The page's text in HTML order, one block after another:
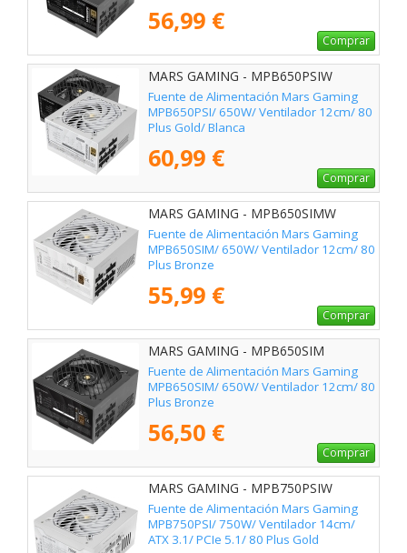
56,99 €
Comprar
MARS GAMING - MPB650PSIW
Fuente de Alimentación Mars Gaming
MPB650PSI/ 650W/ Ventilador 12cm/ 80
Plus Gold/ Blanca
60,99 €
Comprar
MARS GAMING - MPB650SIMW
Fuente de Alimentación Mars Gaming
MPB650SIM/ 650W/ Ventilador 12cm/ 80
Plus Bronze
55,99 €
Comprar
MARS GAMING - MPB650SIM
Fuente de Alimentación Mars Gaming
MPB650SIM/ 650W/ Ventilador 12cm/ 80
Plus Bronze
56,50 €
Comprar
MARS GAMING - MPB750PSIW
Fuente de Alimentación Mars Gaming
MPB750PSI/ 750W/ Ventilador 14cm/
ATX 3.1/ PCIe 5.1/ 80 Plus Gold